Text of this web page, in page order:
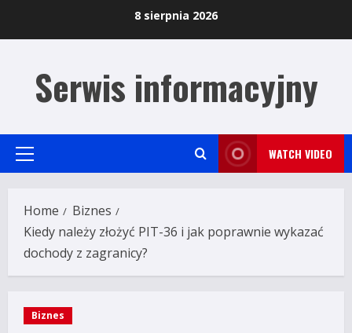
8 sierpnia 2026
Serwis informacyjny
Primary
WATCH VIDEO
Home
Biznes
Kiedy należy złożyć PIT-36 i jak poprawnie wykazać
dochody z zagranicy?
Biznes